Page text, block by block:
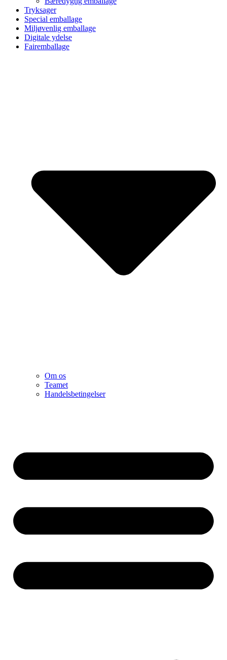
Tryksager
Special emballage
Miljøvenlig emballage
Digitale ydelse
Fairemballage
Om os
Teamet
Handelsbetingelser